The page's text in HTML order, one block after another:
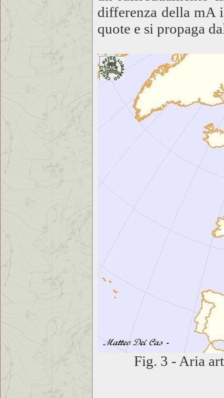
differenza della mA
quote e si propaga
Fig. 3 - Aria